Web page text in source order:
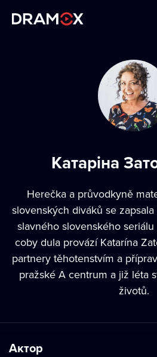
Зареєструватися
Катаріна
Herečka a průvodkyně
slovenských diváků se
slavného slovenského
coby dula provází Katarína
partnery těhotenstvím a
pražské A centrum a již léta
životů.
Актор